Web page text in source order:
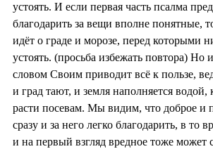
устоять. И если первая часть псалма
благодарить за вещи вполне понятные,
идёт о граде и морозе, перед которыми
устоять. (просьба избежать повтора) Но
словом Своим приводит всё к пользе,
и град тают, и земля наполняется водой,
расти посевам. Мы видим, что доброе и
сразу и за него легко благодарить, в то
и на первый взгляд вредное тоже может